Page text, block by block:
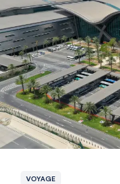
VOYAGE